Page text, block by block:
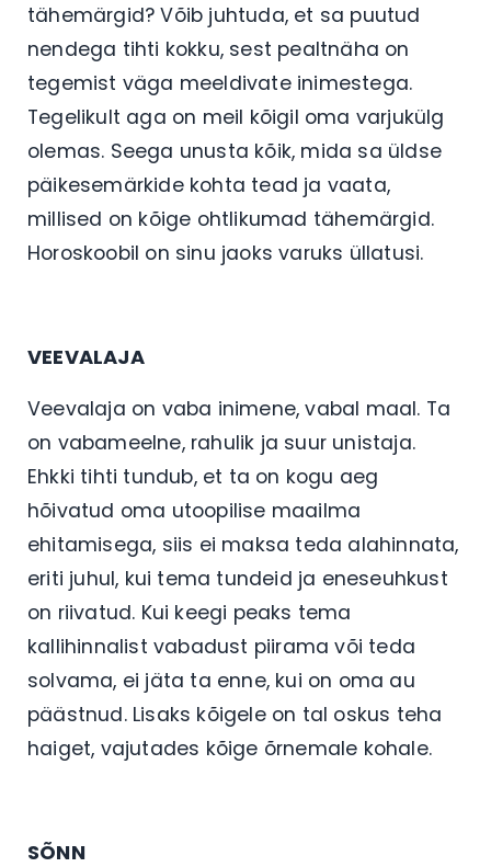
tähemärgid? Võib juhtuda, et sa puutud
nendega tihti kokku, sest pealtnäha on
tegemist väga meeldivate inimestega.
Tegelikult aga on meil kõigil oma varjukülg
olemas. Seega unusta kõik, mida sa üldse
päikesemärkide kohta tead ja vaata,
millised on kõige ohtlikumad tähemärgid.
Horoskoobil on sinu jaoks varuks üllatusi.
VEEVALAJA
Veevalaja on vaba inimene, vabal maal. Ta
on vabameelne, rahulik ja suur unistaja.
Ehkki tihti tundub, et ta on kogu aeg
hõivatud oma utoopilise maailma
ehitamisega, siis ei maksa teda alahinnata,
eriti juhul, kui tema tundeid ja eneseuhkust
on riivatud. Kui keegi peaks tema
kallihinnalist vabadust piirama või teda
solvama, ei jäta ta enne, kui on oma au
päästnud. Lisaks kõigele on tal oskus teha
haiget, vajutades kõige õrnemale kohale.
SÕNN